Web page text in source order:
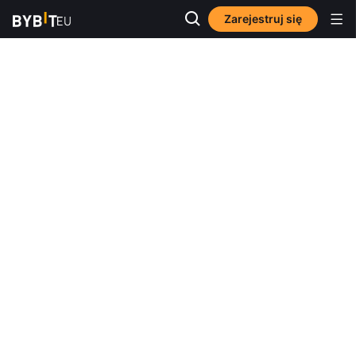
Zarejestruj się